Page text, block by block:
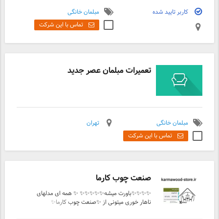
کاربر تایید شده
مبلمان خانگی
تماس با این شرکت
تعمیرات مبلمان عصر جدید
مبلمان خانگی
تهران
تماس با این شرکت
صنعت چوب کارما
✨✨✨✨باورت میشه✨✨✨✨✨ ✨ همه ای مدلهای
ناهار خوری میتونی از ✨صنعت چوب کارما✨